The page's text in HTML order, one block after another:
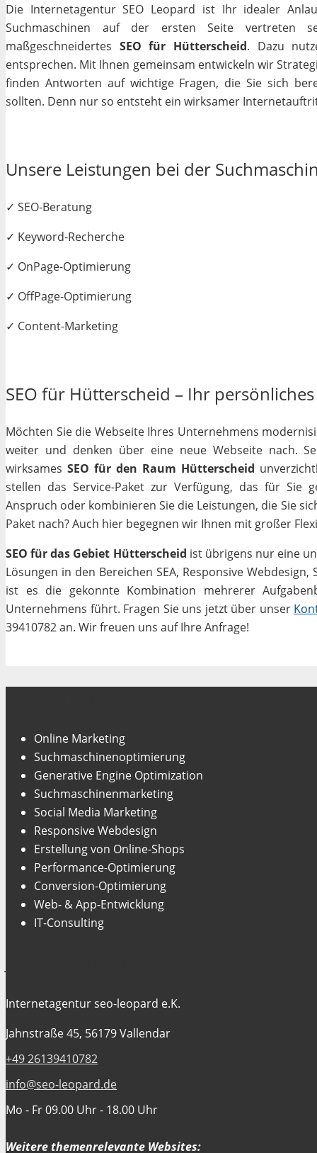
Die Internetagentur SEO Leopard ist Ihr idealer
Suchmaschinen auf der ersten Seite vertreten
maßgeschneidertes SEO für Hütterscheid. Dazu
entsprechen. Mit Ihnen gemeinsam entwickeln wir
finden Antworten auf wichtige Fragen, die Sie sich
sollten. Denn nur so entsteht ein wirksamer
Unsere Leistungen bei der
✓ SEO-Beratung
✓ Keyword-Recherche
✓ OnPage-Optimierung
✓ OffPage-Optimierung
✓ Content-Marketing
SEO für Hütterscheid – Ihr
Möchten Sie die Webseite Ihres Unternehmens
weiter und denken über eine neue Webseite nach.
wirksames SEO für den Raum Hütterscheid
stellen das Service-Paket zur Verfügung, das für Sie
Anspruch oder kombinieren Sie die Leistungen, die Sie
Paket nach? Auch hier begegnen wir Ihnen mit großer
SEO für das Gebiet Hütterscheid ist übrigens nur eine
Lösungen in den Bereichen SEA, Responsive
ist es die gekonnte Kombination mehrerer
Unternehmens führt. Fragen Sie uns jetzt über unser
39410782 an. Wir freuen uns auf Ihre Anfrage!
Online Marketing
Suchmaschinenoptimierung
Generative Engine Optimization
Suchmaschinenmarketing
Social Media Marketing
Responsive Webdesign
Erstellung von Online-Shops
Performance-Optimierung
Conversion-Optimierung
Web- & App-Entwicklung
IT-Consulting
Internetagentur seo-leopard e.K.
Jahnstraße 45, 56179 Vallendar
+49 26139410782
info@seo-leopard.de
Mo - Fr 09.00 Uhr - 18.00 Uhr
Weitere themenrelevante Websites: